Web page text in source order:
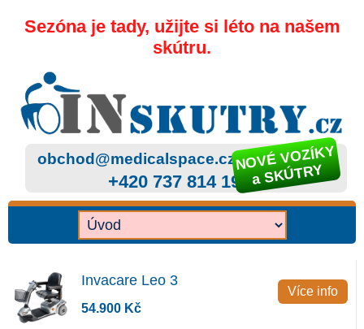
Sezóna je tady, užijte si léto na našem
skútru.
obchod@medicalspace.cz
+420 737 814 199
NOVÉ VOZÍKY
a SKÚTRY
Invacare Leo 3
54.900 Kč
Více info